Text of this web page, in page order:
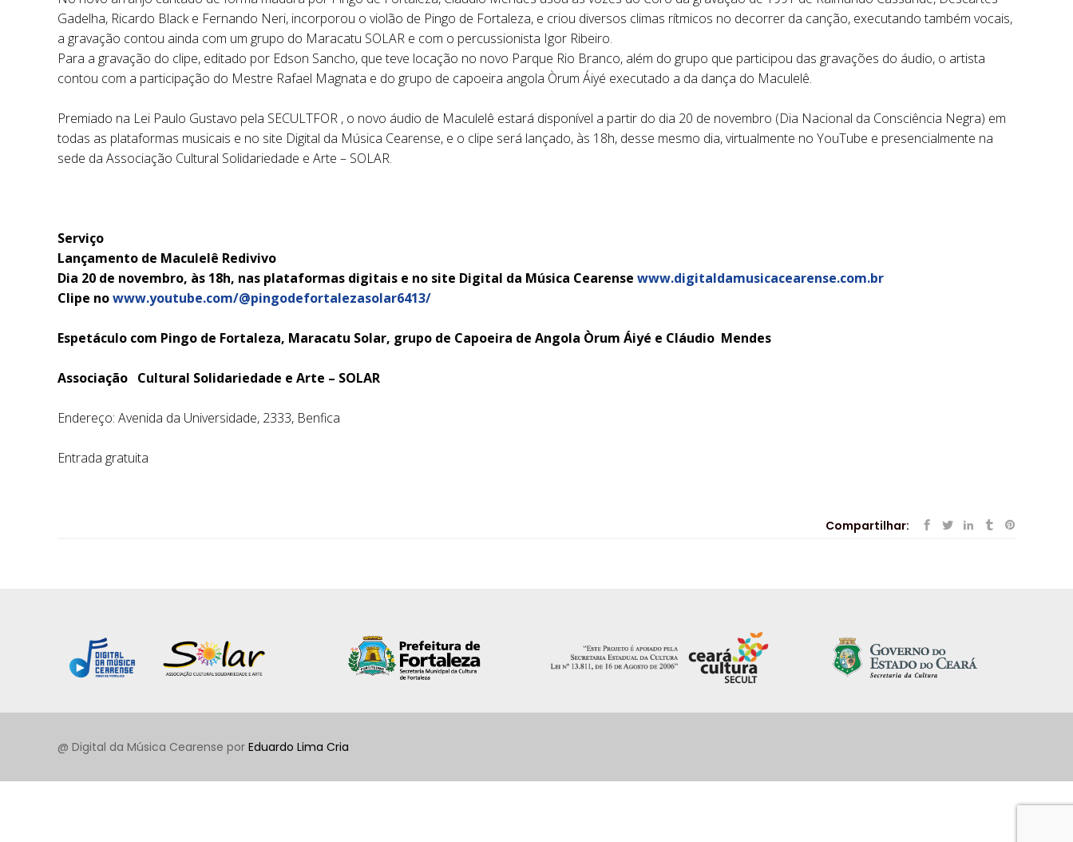
Gadelha, Ricardo Black e Fernando Neri, incorporou o violão de Pingo de Fortaleza, e criou diversos climas rítmicos no decorrer da canção, executando também vocais,
a gravação contou ainda com um grupo do Maracatu SOLAR e com o percussionista Igor Ribeiro.
Para a gravação do clipe, editado por Edson Sancho, que teve locação no novo Parque Rio Branco, além do grupo que participou das gravações do áudio, o artista
contou com a participação do Mestre Rafael Magnata e do grupo de capoeira angola Òrum Áiyé executado a da dança do Maculelê.
Premiado na Lei Paulo Gustavo pela SECULTFOR , o novo áudio de Maculelê estará disponível a partir do dia 20 de novembro (Dia Nacional da Consciência Negra) em
todas as plataformas musicais e no site Digital da Música Cearense, e o clipe será lançado, às 18h, desse mesmo dia, virtualmente no YouTube e presencialmente na
sede da Associação Cultural Solidariedade e Arte – SOLAR.
Serviço
Lançamento de Maculelê Redivivo
Dia 20 de novembro, às 18h, nas plataformas digitais e no site Digital da Música Cearense www.digitaldamusicacearense.com.br
Clipe nowww.youtube.com/@pingodefortalezasolar6413/
Espetáculo com Pingo de Fortaleza, Maracatu Solar, grupo de Capoeira de Angola Òrum Áiyé e Cláudio Mendes
Associação Cultural Solidariedade e Arte – SOLAR
Endereço: Avenida da Universidade, 2333, Benfica
Entrada gratuita
Compartilhar:
@ Digital da Música Cearense por Eduardo Lima Cria